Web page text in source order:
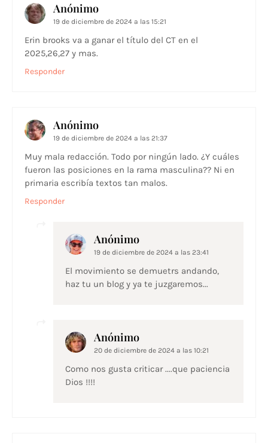
Anónimo
19 de diciembre de 2024 a las 15:21
Erin brooks va a ganar el título del CT en el
2025,26,27 y mas.
Responder
Anónimo
19 de diciembre de 2024 a las 21:37
Muy mala redacción. Todo por ningún lado. ¿Y cuáles
fueron las posiciones en la rama masculina?? Ni en
primaria escribía textos tan malos.
Responder
Anónimo
19 de diciembre de 2024 a las 23:41
El movimiento se demuetrs andando,
haz tu un blog y ya te juzgaremos...
Anónimo
20 de diciembre de 2024 a las 10:21
Como nos gusta criticar ....que paciencia
Dios !!!!